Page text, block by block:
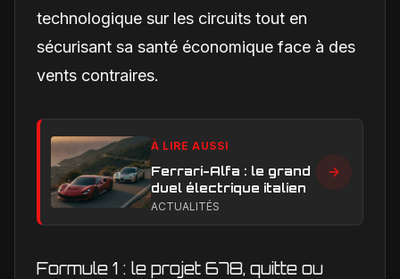
technologique sur les circuits tout en
sécurisant sa santé économique face à des
vents contraires.
À LIRE AUSSI
Ferrari-Alfa : le grand
duel électrique italien
ACTUALITÉS
Formule 1 : le projet 678, quitte ou